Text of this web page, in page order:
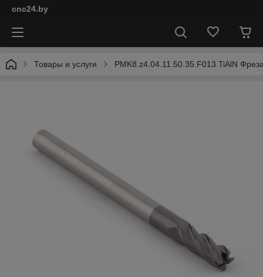
cnc24.by
Товары и услуги PMK8.z4.04.11.50.35.F013 TiAlN